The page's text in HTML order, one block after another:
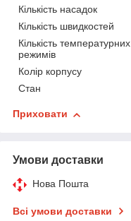
Кількість насадок
Кількість швидкостей
Кількість температурних
режимів
Колір корпусу
Стан
Приховати
Умови доставки
Нова Пошта
Всі умови доставки